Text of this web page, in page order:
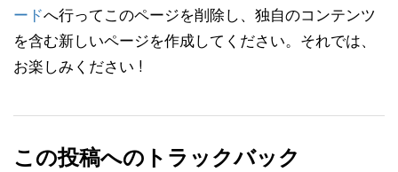
ードへ行ってこのページを削除し、独自のコンテンツ
を含む新しいページを作成してください。それでは、
お楽しみください !
この投稿へのトラックバック